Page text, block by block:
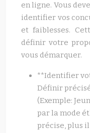
en ligne. Vous
identifier vos
et faiblesses.
définir votre
vous démarquer.
**Identifier
Définir
(Exemple:
par la mode
précise, plus